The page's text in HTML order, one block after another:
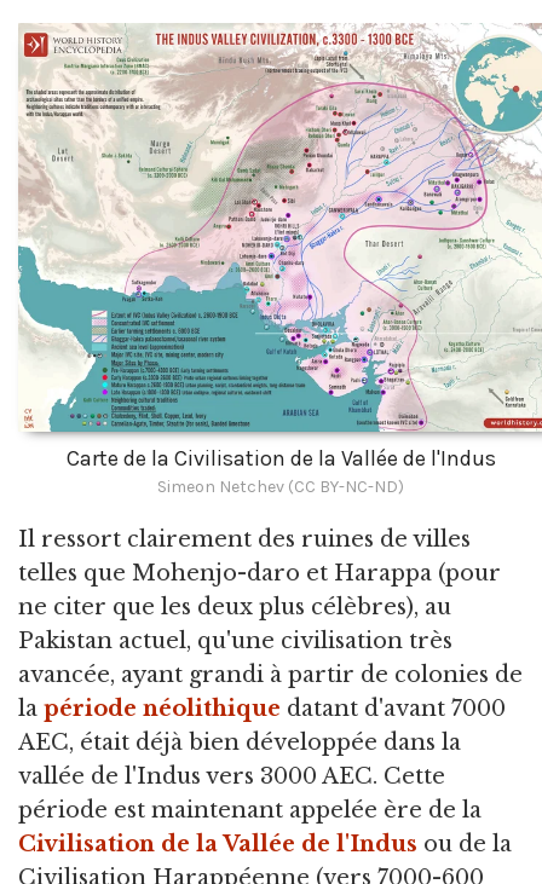
Carte de la Civilisation de la Vallée de l'Indus
Simeon Netchev (CC BY-NC-ND)
Il ressort clairement des ruines de villes
telles que Mohenjo-daro et Harappa (pour
ne citer que les deux plus célèbres), au
Pakistan actuel, qu'une civilisation très
avancée, ayant grandi à partir de colonies de
la période néolithique datant d'avant 7000
AEC, était déjà bien développée dans la
vallée de l'Indus vers 3000 AEC. Cette
période est maintenant appelée ère de la
Civilisation de la Vallée de l'Indus ou de la
Civilisation Harappéenne (vers 7000-600